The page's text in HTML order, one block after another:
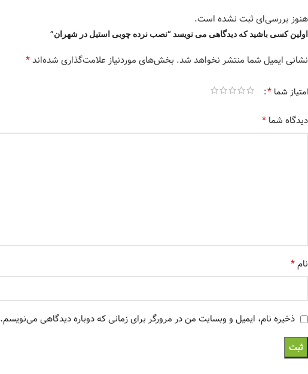
هنوز بررسی‌ای ثبت نشده است.
اولین کسی باشید که دیدگاهی می نویسد “نصب نرده چوبی استیل در شهران”
نشانی ایمیل شما منتشر نخواهد شد. بخش‌های موردنیاز علامت‌گذاری شده‌اند*
امتیاز شما *
دیدگاه شما *
نام*
ذخیره نام، ایمیل و وبسایت من در مرورگر برای زمانی که دوباره دیدگاهی می‌نویسم.